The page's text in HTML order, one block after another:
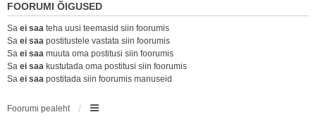
FOORUMI ÕIGUSED
Sa ei saa teha uusi teemasid siin foorumis
Sa ei saa postitustele vastata siin foorumis
Sa ei saa muuta oma postitusi siin foorumis
Sa ei saa kustutada oma postitusi siin foorumis
Sa ei saa postitada siin foorumis manuseid
Foorumi pealeht